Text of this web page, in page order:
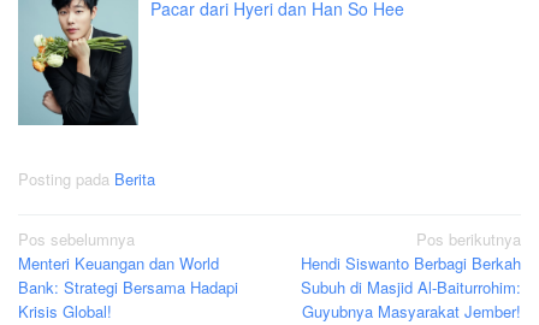
Pacar dari Hyeri dan Han So Hee
Posting pada Berita
Navigasi
pos
Pos sebelumnya
Menteri Keuangan dan World
Bank: Strategi Bersama Hadapi
Krisis Global!
Pos berikutnya
Hendi Siswanto Berbagi Berkah
Subuh di Masjid Al-Baiturrohim:
Guyubnya Masyarakat Jember!